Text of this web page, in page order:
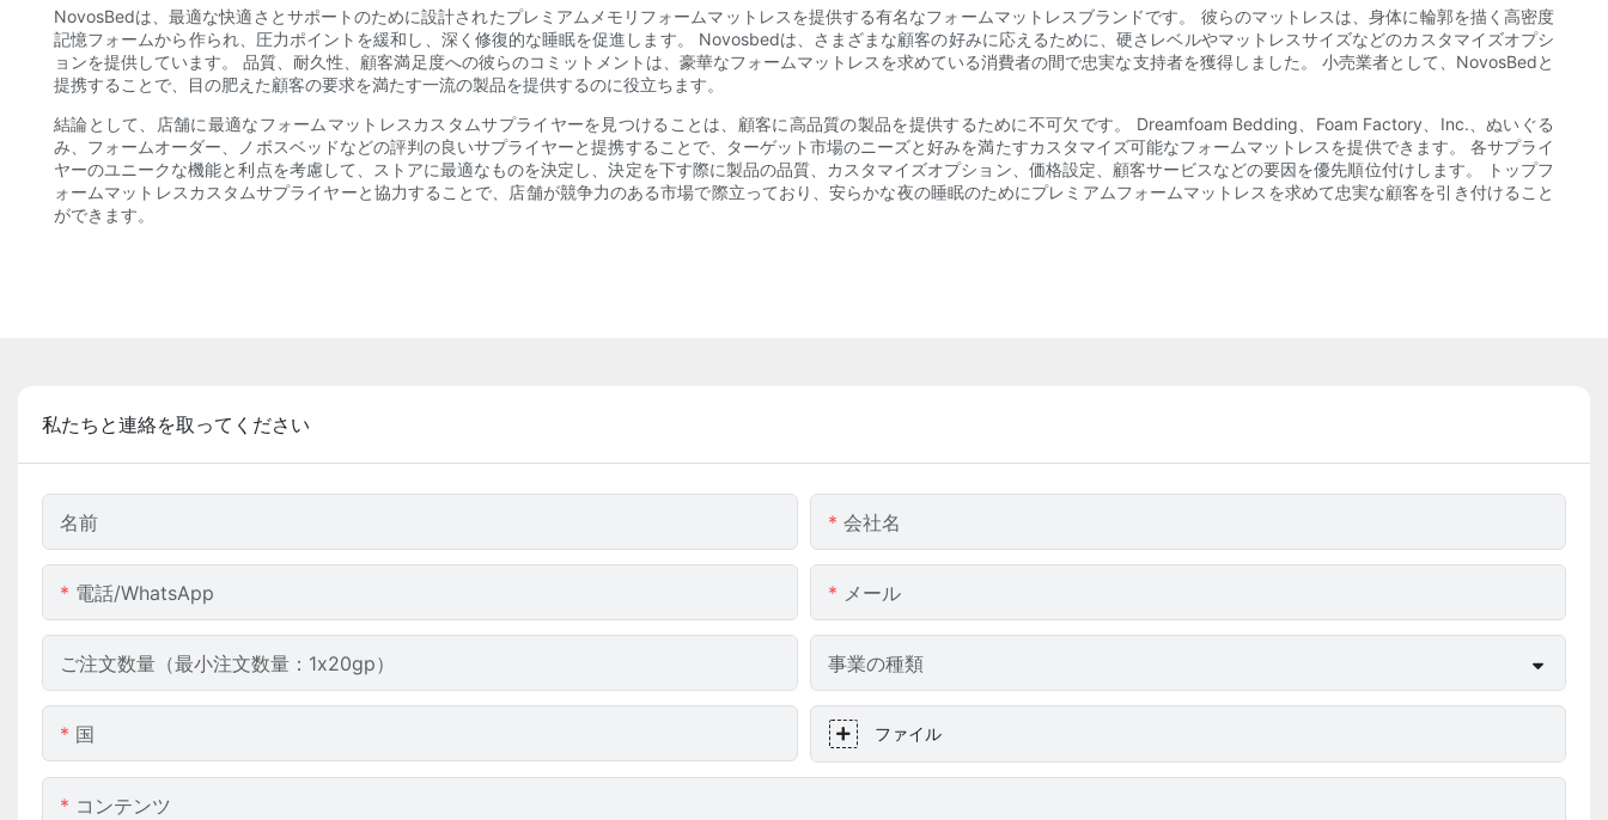
NovosBedは、最適な快適さとサポートのために設計されたプレミアムメモリフォームマットレスを提供する有名なフォームマットレスブランドです。 彼らのマットレスは、身体に輪郭を描く高密度
記憶フォームから作られ、圧力ポイントを緩和し、深く修復的な睡眠を促進します。 Novosbedは、さまざまな顧客の好みに応えるために、硬さレベルやマットレスサイズなどのカスタマイズオプシ
ョンを提供しています。 品質、耐久性、顧客満足度への彼らのコミットメントは、豪華なフォームマットレスを求めている消費者の間で忠実な支持者を獲得しました。 小売業者として、NovosBedと
提携することで、目の肥えた顧客の要求を満たす一流の製品を提供するのに役立ちます。
結論として、店舗に最適なフォームマットレスカスタムサプライヤーを見つけることは、顧客に高品質の製品を提供するために不可欠です。 Dreamfoam Bedding、Foam Factory、Inc.、ぬいぐる
み、フォームオーダー、ノボスベッドなどの評判の良いサプライヤーと提携することで、ターゲット市場のニーズと好みを満たすカスタマイズ可能なフォームマットレスを提供できます。 各サプライ
ヤーのユニークな機能と利点を考慮して、ストアに最適なものを決定し、決定を下す際に製品の品質、カスタマイズオプション、価格設定、顧客サービスなどの要因を優先順位付けします。 トップフ
ォームマットレスカスタムサプライヤーと協力することで、店舗が競争力のある市場で際立っており、安らかな夜の睡眠のためにプレミアムフォームマットレスを求めて忠実な顧客を引き付けること
ができます。
私たちと連絡を取ってください
名前 会社名
電話/WhatsApp メール
ご注文数量（最小注文数量：1x20gp） 事業の種類
国 ファイル
コンテンツ